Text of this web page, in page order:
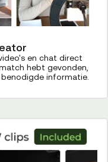
en chat direct
hebt gevonden,
informatie.